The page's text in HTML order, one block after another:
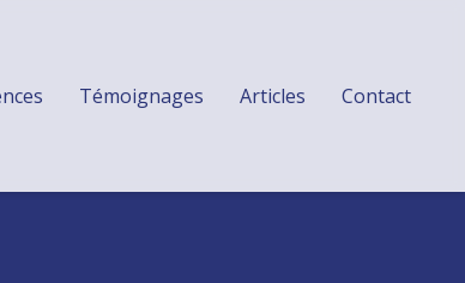
Témoignages Articles Contact